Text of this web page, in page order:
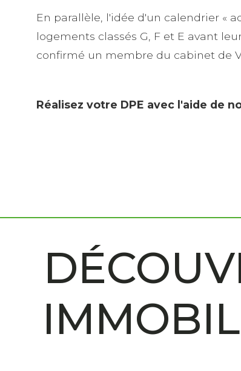
En parallèle, l'idée d'un calendrier «
logements classés G, F et E avant
confirmé un membre du cabinet de
Réalisez votre DPE avec l'aide de